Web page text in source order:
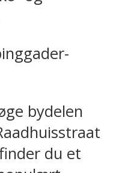
bydelen
du et